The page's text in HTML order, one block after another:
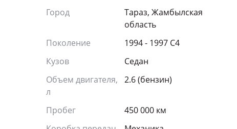
Город
Тараз, Жамбылская
область
Поколение
1994 - 1997 C4
Кузов
Седан
Объем двигателя,
л
2.6 (бензин)
Пробег
450 000 км